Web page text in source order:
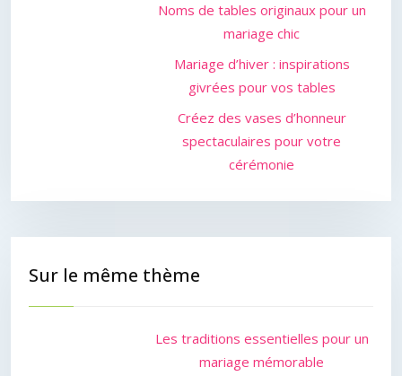
Noms de tables originaux pour un
mariage chic
Mariage d’hiver : inspirations
givrées pour vos tables
Créez des vases d’honneur
spectaculaires pour votre
cérémonie
Sur le même thème
Les traditions essentielles pour un
mariage mémorable